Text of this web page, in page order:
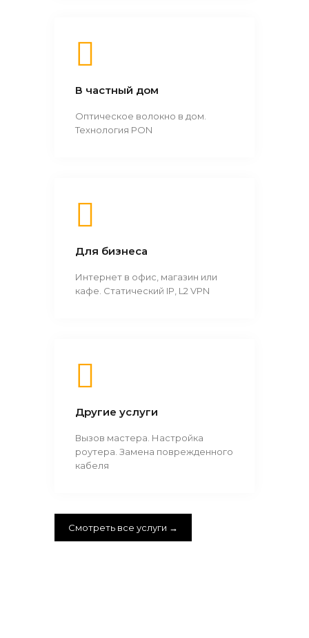
В частный дом
Оптическое волокно в дом.
Технология PON
Для бизнеса
Интернет в офис, магазин или
кафе. Статический IP, L2 VPN
Другие услуги
Вызов мастера. Настройка
роутера. Замена поврежденного
кабеля
Смотреть все услуги →